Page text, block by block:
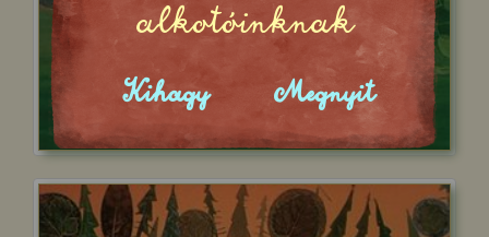
alkotóinknak
Kihagy Megnyit